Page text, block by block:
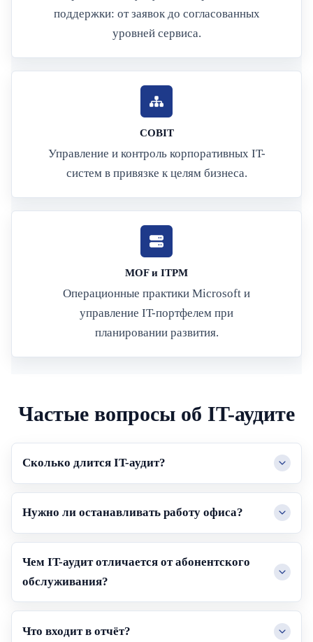
поддержки: от заявок до согласованных
уровней сервиса.
COBIT
Управление и контроль корпоративных IT-
систем в привязке к целям бизнеса.
MOF и ITPM
Операционные практики Microsoft и
управление IT-портфелем при
планировании развития.
Частые вопросы об IT-аудите
Сколько длится IT-аудит?
Нужно ли останавливать работу офиса?
Чем IT-аудит отличается от абонентского
обслуживания?
Что входит в отчёт?